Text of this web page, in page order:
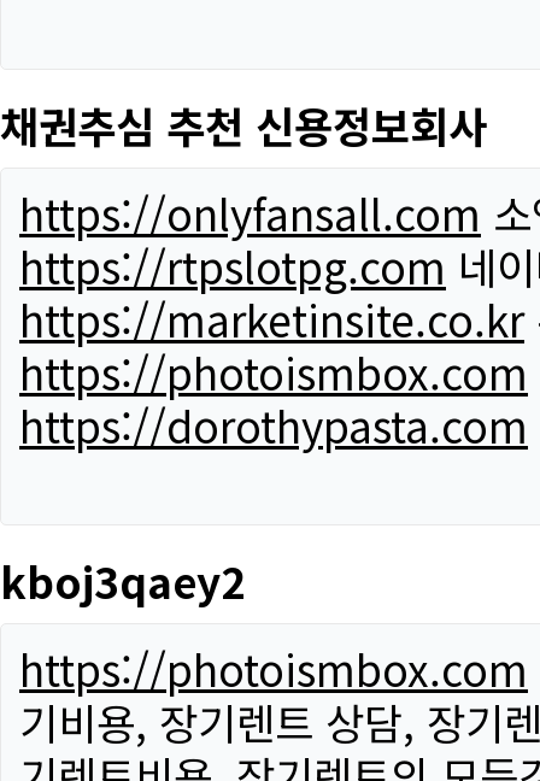
채권추심 추천 신용정보회사
https://onlyfansall.com
https://rtpslotpg.com 네
https://marketinsite.co.kr
https://photoismbox.com
https://dorothypasta.com
kboj3qaey2
https://photoismbox.com
기비용, 장기렌트 상담, 장기